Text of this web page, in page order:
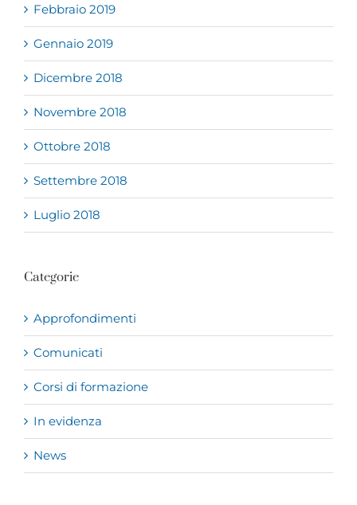
Febbraio 2019
Gennaio 2019
Dicembre 2018
Novembre 2018
Ottobre 2018
Settembre 2018
Luglio 2018
Categorie
Approfondimenti
Comunicati
Corsi di formazione
In evidenza
News